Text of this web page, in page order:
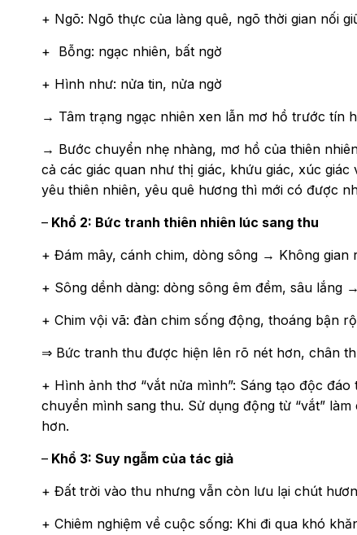
+ Ngõ: Ngõ thực của làng quê, ngõ thời gian nối
+ Bỗng: ngạc nhiên, bất ngờ
+ Hình như: nửa tin, nửa ngờ
→ Tâm trạng ngạc nhiên xen lẫn mơ hồ trước tín
→ Bước chuyển nhẹ nhàng, mơ hồ của thiên
cả các giác quan như thị giác, khứu giác, xúc
yêu thiên nhiên, yêu quê hương thì mới có được
–Khổ 2: Bức tranh thiên nhiên lúc sang thu
+ Đám mây, cánh chim, dòng sông → Không gian
+ Sông dềnh dàng: dòng sông êm đềm, sâu lắng
+ Chim vội vã: đàn chim sống động, thoáng bận
⇒ Bức tranh thu được hiện lên rõ nét hơn, chân
+ Hình ảnh thơ “vắt nửa mình”: Sáng tạo độc
chuyển mình sang thu. Sử dụng động từ “vắt”
hơn.
–Khổ 3: Suy ngẫm của tác giả
+ Đất trời vào thu nhưng vẫn còn lưu lại chút
+ Chiêm nghiệm về cuộc sống: Khi đi qua khó